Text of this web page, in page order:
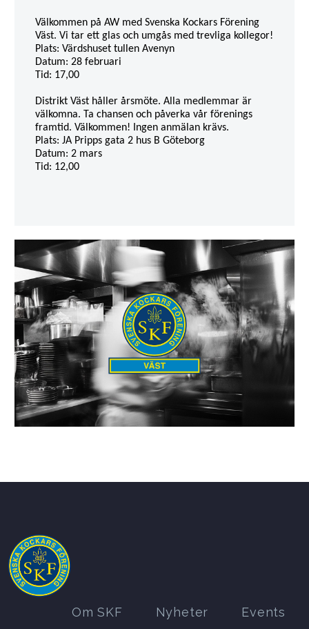
Välkommen på AW med Svenska Kockars Förening
Väst. Vi tar ett glas och umgås med trevliga kollegor!
Plats: Värdshuset tullen Avenyn
Datum: 28 februari
Tid: 17,00
Distrikt Väst håller årsmöte. Alla medlemmar är
välkomna. Ta chansen och påverka vår förenings
framtid. Välkommen! Ingen anmälan krävs.
Plats: JA Pripps gata 2 hus B Göteborg
Datum: 2 mars
Tid: 12,00
Om SKF Nyheter Events